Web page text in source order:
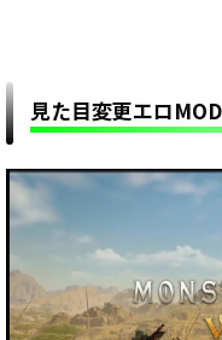
見た目変更エロ